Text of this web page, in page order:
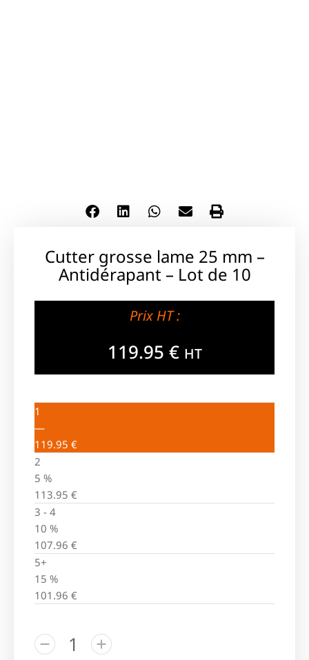
Cutter grosse lame 25 mm –
Antidérapant – Lot de 10
Prix HT :
119.95 € HT
1
—
119.95 €
2
5 %
113.95 €
3 - 4
10 %
107.96 €
5+
15 %
101.96 €